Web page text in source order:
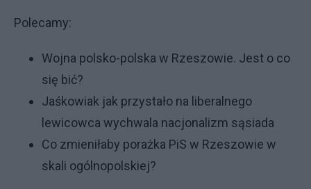
Polecamy:
Wojna polsko-polska w Rzeszowie. Jest o co
się bić?
Jaśkowiak jak przystało na liberalnego
lewicowca wychwala nacjonalizm sąsiada
Co zmieniłaby porażka PiS w Rzeszowie w
skali ogólnopolskiej?